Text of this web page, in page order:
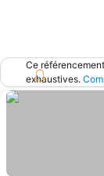
Ce
exhaustives.